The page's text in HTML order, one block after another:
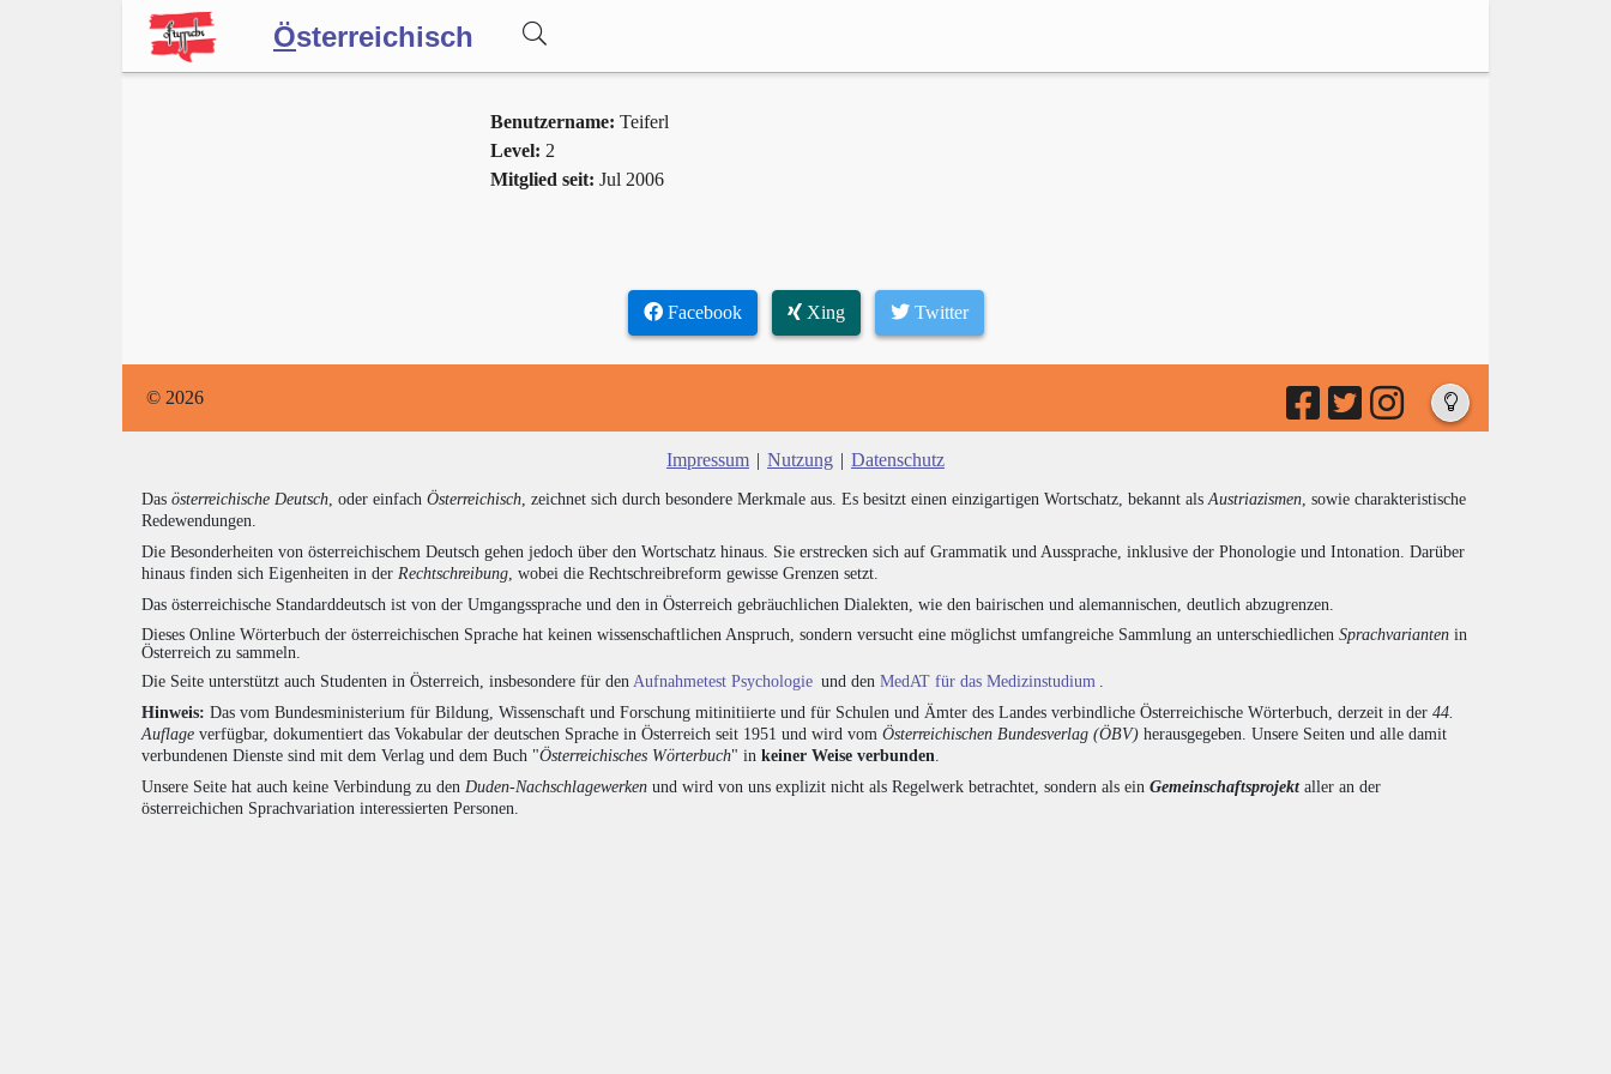
Österreichisch
Benutzername: Teiferl
Level: 2
Mitglied seit: Jul 2006
Facebook Xing Twitter
© 2026
Impressum | Nutzung | Datenschutz
Das österreichische Deutsch , oder einfach Österreichisch , zeichnet sich durch besondere Merkmale aus. Es besitzt einen einzigartigen Wortschatz, bekannt als Austriazismen , sowie charakteristische
Redewendungen.
Die Besonderheiten von österreichischem Deutsch gehen jedoch über den Wortschatz hinaus. Sie erstrecken sich auf Grammatik und Aussprache, inklusive der Phonologie und Intonation. Darüber
hinaus finden sich Eigenheiten in der Rechtschreibung , wobei die Rechtschreibreform gewisse Grenzen setzt.
Das österreichische Standarddeutsch ist von der Umgangssprache und den in Österreich gebräuchlichen Dialekten, wie den bairischen und alemannischen, deutlich abzugrenzen.
Dieses Online Wörterbuch der österreichischen Sprache hat keinen wissenschaftlichen Anspruch, sondern versucht eine möglichst umfangreiche Sammlung an unterschiedlichen Sprachvarianten in
Österreich zu sammeln.
Die Seite unterstützt auch Studenten in Österreich, insbesondere für den Aufnahmetest Psychologie und den MedAT für das Medizinstudium
Hinweis: Das vom Bundesministerium für Bildung, Wissenschaft und Forschung mitinitiierte und für Schulen und Ämter des Landes verbindliche Österreichische Wörterbuch, derzeit in der 44.
Auflage verfügbar, dokumentiert das Vokabular der deutschen Sprache in Österreich seit 1951 und wird vom Österreichischen Bundesverlag (ÖBV) herausgegeben. Unsere Seiten und alle damit
verbundenen Dienste sind mit dem Verlag und dem Buch "Österreichisches Wörterbuch" in keiner Weise verbunden
Unsere Seite hat auch keine Verbindung zu den Duden-Nachschlagewerken und wird von uns explizit nicht als Regelwerk betrachtet, sondern als ein Gemeinschaftsprojektaller an der
österreichichen Sprachvariation interessierten Personen.